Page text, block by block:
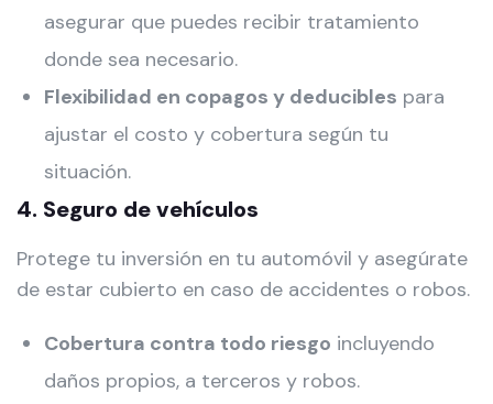
asegurar que puedes recibir tratamiento
donde sea necesario.
Flexibilidad en copagos y deducibles para
ajustar el costo y cobertura según tu
situación.
4. Seguro de vehículos
Protege tu inversión en tu automóvil y asegúrate
de estar cubierto en caso de accidentes o robos.
Cobertura contra todo riesgo incluyendo
daños propios, a terceros y robos.